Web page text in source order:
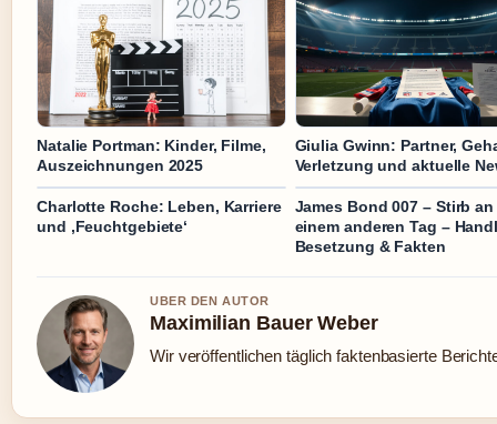
Natalie Portman: Kinder, Filme,
Auszeichnungen 2025
Giulia Gwinn: Partner,
Verletzung und aktuelle
Charlotte Roche: Leben, Karriere
und ‚Feuchtgebiete‘
James Bond 007 – Stirb an
einem anderen Tag –
Besetzung & Fakten
UBER DEN AUTOR
Maximilian Bauer Weber
Wir veröffentlichen täglich faktenbasierte